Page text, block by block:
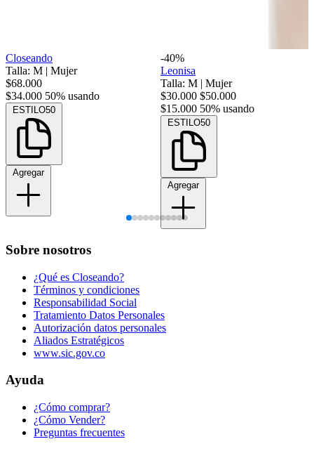
Closeando
Talla: M | Mujer
$68.000
$34.000 50% usando
ESTILO50
Agregar
-40%
Leonisa
Talla: M | Mujer
$30.000 $50.000
$15.000 50% usando
ESTILO50
Agregar
Sobre nosotros
¿Qué es Closeando?
Términos y condiciones
Responsabilidad Social
Tratamiento Datos Personales
Autorización datos personales
Aliados Estratégicos
www.sic.gov.co
Ayuda
¿Cómo comprar?
¿Cómo Vender?
Preguntas frecuentes